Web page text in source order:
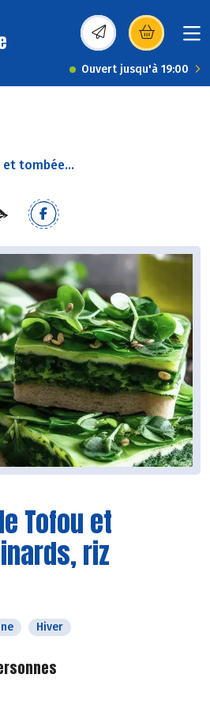
(s’ouvre dans une
Ouvert jusqu'à 19:00
tombée...
Tofou et
riz
Hiver